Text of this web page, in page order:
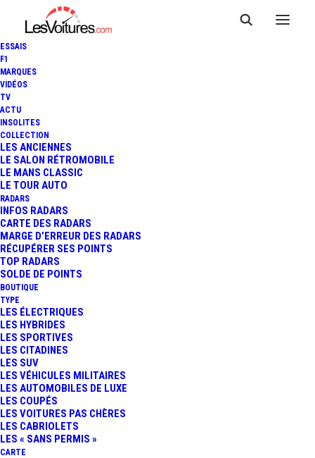
ESSAIS
F1
MARQUES
VIDÉOS
TV
ACTU
INSOLITES
COLLECTION
LES ANCIENNES
LE SALON RÉTROMOBILE
LE MANS CLASSIC
LE TOUR AUTO
RADARS
INFOS RADARS
CARTE DES RADARS
MARGE D’ERREUR DES RADARS
RÉCUPÉRER SES POINTS
TOP RADARS
SOLDE DE POINTS
BOUTIQUE
TYPE
LES ÉLECTRIQUES
LES HYBRIDES
LES SPORTIVES
LES CITADINES
LES SUV
LES VÉHICULES MILITAIRES
LES AUTOMOBILES DE LUXE
LES COUPÉS
LES VOITURES PAS CHÈRES
LES CABRIOLETS
LES « SANS PERMIS »
CARTE
1 janvier 2026
2026 : PRIX DES
CARBURANTS EN
HAUSSE, MALUS
EXPLOSIF ET CONTRÔLE
TECHNIQUE